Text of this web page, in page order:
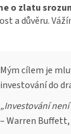
o zlatu
a důvěru.
Mým cílem je
investování do
„Investování
– Warren